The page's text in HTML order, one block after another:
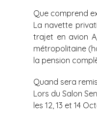
Que comprend
La navette
trajet en avion
métropolitaine
la pension
Quand sera
Lors du Salon
les 12, 13 et 14